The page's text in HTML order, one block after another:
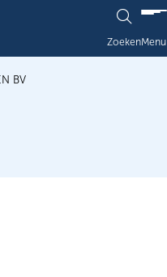
ZoekenMenu
BV